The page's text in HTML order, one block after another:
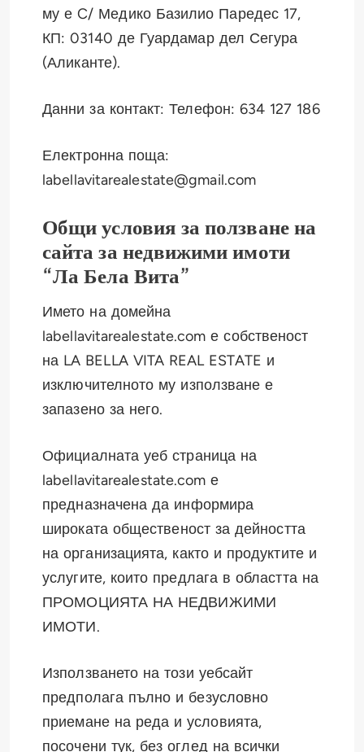
му е C/ Медико Базилио Паредес 17,
КП: 03140 де Гуардамар дел Сегура
(Аликанте).
Данни за контакт: Телефон: 634 127 186
Електронна поща:
labellavitarealestate@gmail.com
Общи условия за ползване на
сайта за недвижими имоти
“Ла Бела Вита”
Името на домейна
labellavitarealestate.com е собственост
на LA BELLA VITA REAL ESTATE и
изключителното му използване е
запазено за него.
Официалната уеб страница на
labellavitarealestate.com е
предназначена да информира
широката общественост за дейността
на организацията, както и продуктите и
услугите, които предлага в областта на
ПРОМОЦИЯТА НА НЕДВИЖИМИ
ИМОТИ.
Използването на този уебсайт
предполага пълно и безусловно
приемане на реда и условията,
посочени тук, без оглед на всички